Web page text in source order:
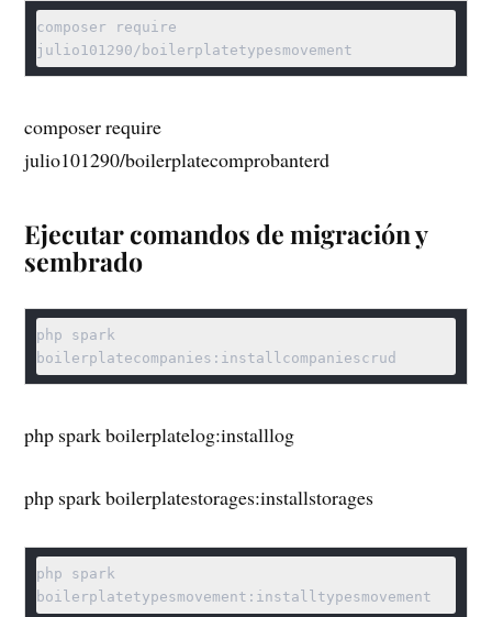
composer require
composer require
julio101290/boilerplatecomprobanterd
Ejecutar comandos de migración y
sembrado
php spark
php spark boilerplatelog:installlog
php spark boilerplatestorages:installstorages
php spark